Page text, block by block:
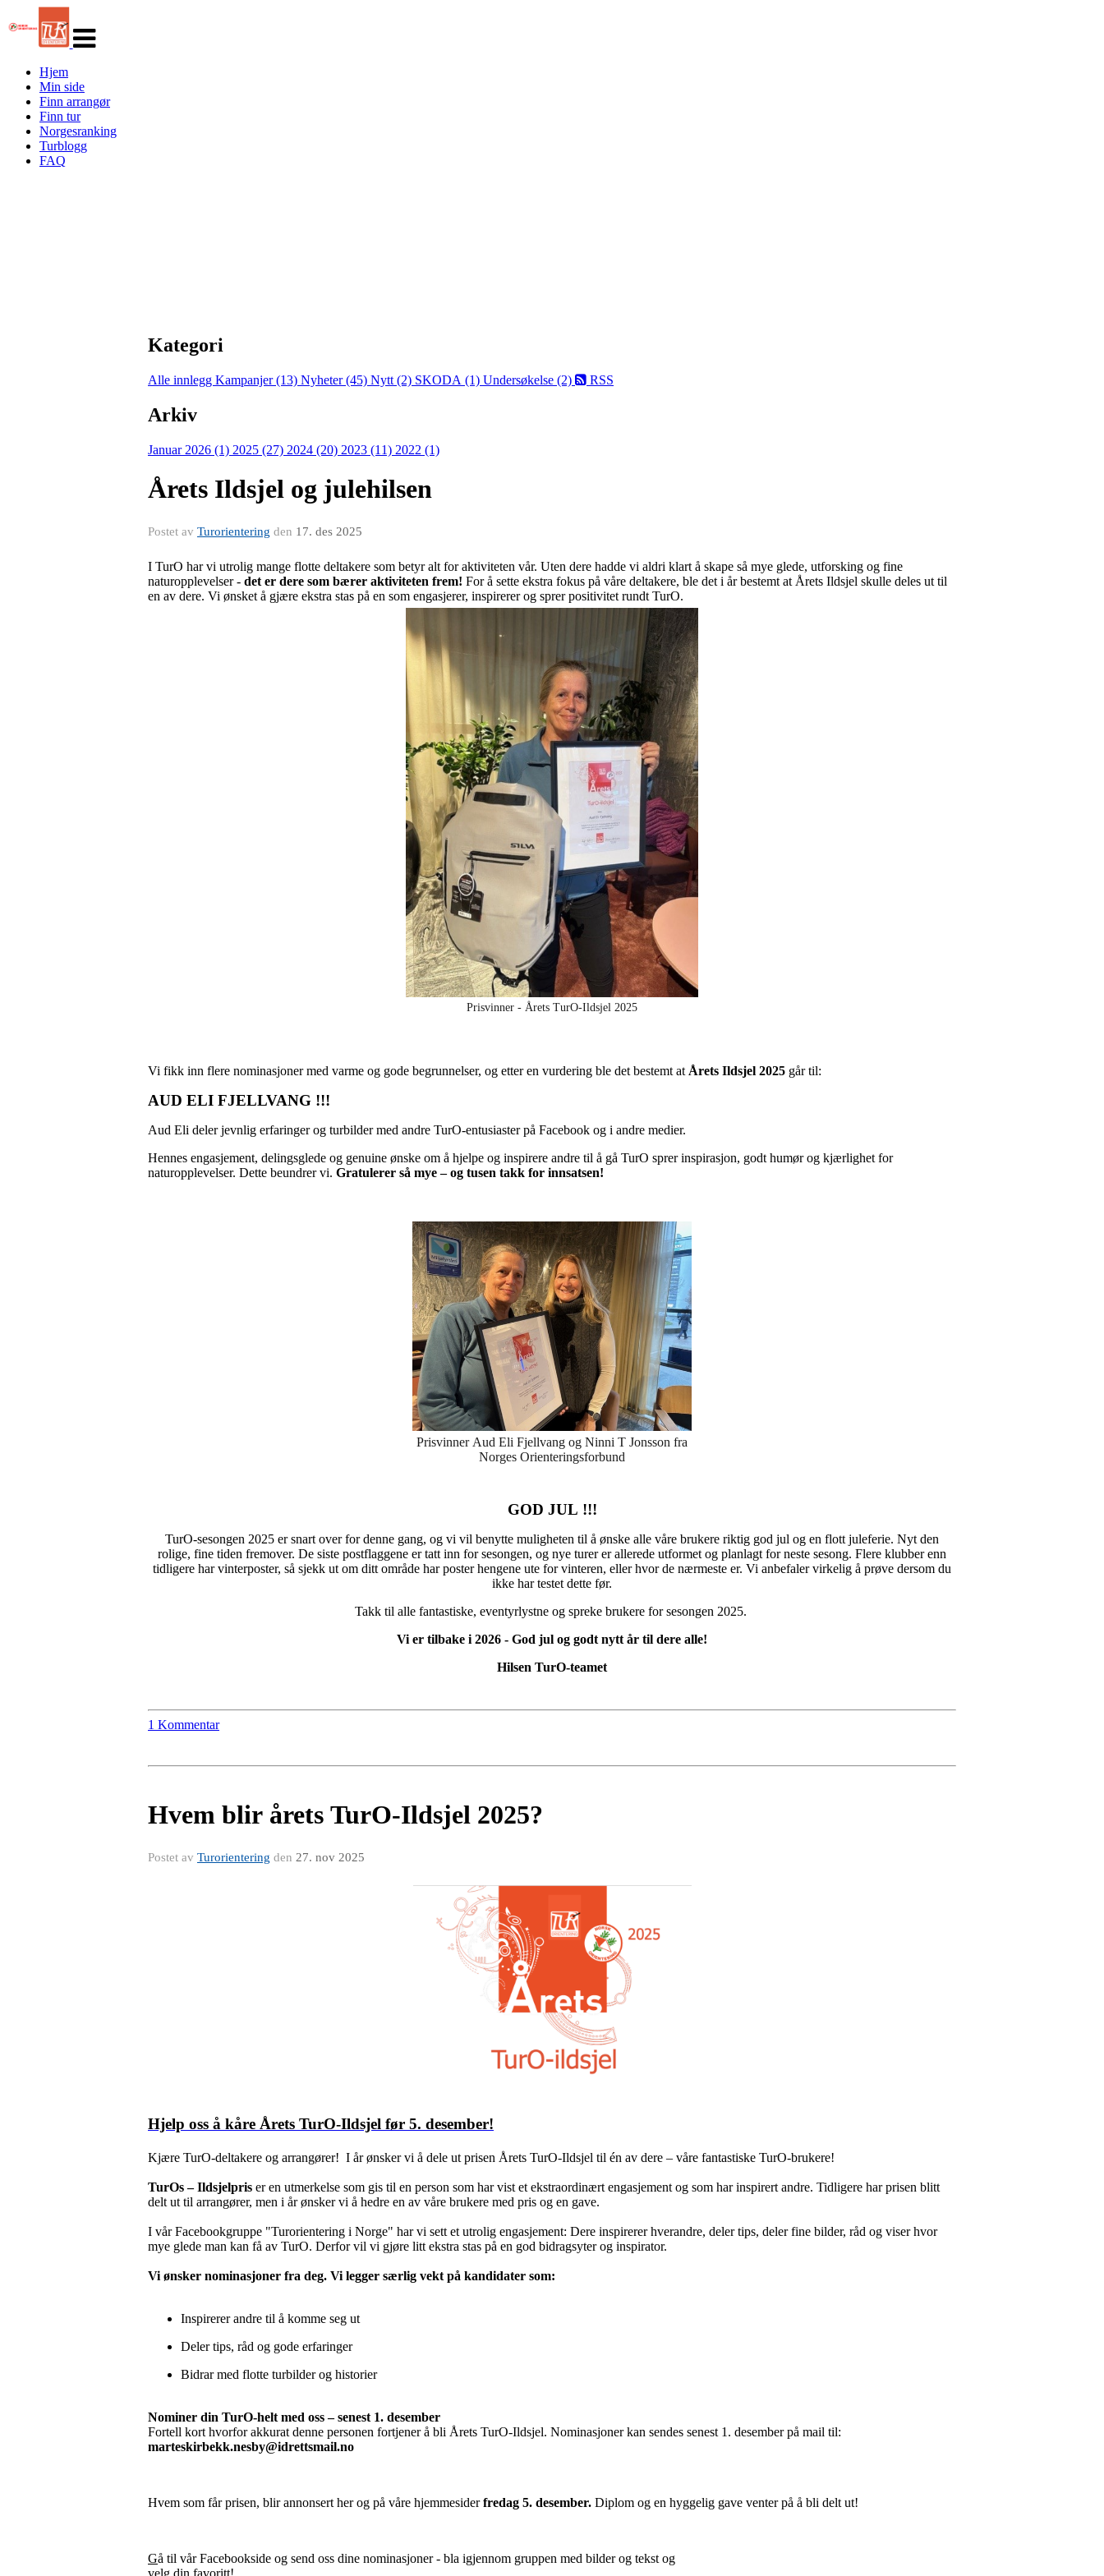
navigasjon
Hjem
Min side
Finn arrangør
Finn tur
Norgesranking
Turblogg
FAQ
Kategori
Alle innlegg Kampanjer (13) Nyheter (45) Nytt (2) SKODA (1) Undersøkelse (2) RSS
Arkiv
Januar 2026 (1) 2025 (27) 2024 (20) 2023 (11) 2022 (1)
Årets Ildsjel og julehilsen
Postet av Turorientering den 17. des 2025
I TurO har vi utrolig mange flotte deltakere som betyr alt for aktiviteten vår. Uten dere hadde vi aldri klart å skape så mye glede, utforsking og fine
naturopplevelser - det er dere som bærer aktiviteten frem! For å sette ekstra fokus på våre deltakere, ble det i år bestemt at Årets Ildsjel skulle deles ut til
en av dere. Vi ønsket å gjære ekstra stas på en som engasjerer, inspirerer og sprer positivitet rundt TurO.
Prisvinner - Årets TurO-Ildsjel 2025
Vi fikk inn flere nominasjoner med varme og gode begrunnelser, og etter en vurdering ble det bestemt at Årets Ildsjel 2025 går til:
AUD ELI FJELLVANG !!!
Aud Eli deler jevnlig erfaringer og turbilder med andre TurO-entusiaster på Facebook og i andre medier.
Hennes engasjement, delingsglede og genuine ønske om å hjelpe og inspirere andre til å gå TurO sprer inspirasjon, godt humør og kjærlighet for
naturopplevelser. Dette beundrer vi. Gratulerer så mye – og tusen takk for innsatsen!
Prisvinner Aud Eli Fjellvang og Ninni T Jonsson fra
Norges Orienteringsforbund
GOD JUL !!!
TurO-sesongen 2025 er snart over for denne gang, og vi vil benytte muligheten til å ønske alle våre brukere riktig god jul og en flott juleferie. Nyt den
rolige, fine tiden fremover. De siste postflaggene er tatt inn for sesongen, og nye turer er allerede utformet og planlagt for neste sesong. Flere klubber enn
tidligere har vinterposter, så sjekk ut om ditt område har poster hengene ute for vinteren, eller hvor de nærmeste er. Vi anbefaler virkelig å prøve dersom du
ikke har testet dette før.
Takk til alle fantastiske, eventyrlystne og spreke brukere for sesongen 2025.
Vi er tilbake i 2026 - God jul og godt nytt år til dere alle!
Hilsen TurO-teamet
1 Kommentar
Hvem blir årets TurO-Ildsjel 2025?
Postet av Turorientering den 27. nov 2025
Hjelp oss å kåre Årets TurO-Ildsjel før 5. desember!
Kjære TurO-deltakere og arrangører! I år ønsker vi å dele ut prisen Årets TurO-Ildsjel til én av dere – våre fantastiske TurO-brukere!
TurOs – Ildsjelpris er en utmerkelse som gis til en person som har vist et ekstraordinært engasjement og som har inspirert andre. Tidligere har prisen blitt
delt ut til arrangører, men i år ønsker vi å hedre en av våre brukere med pris og en gave.
I vår Facebookgruppe "Turorientering i Norge" har vi sett et utrolig engasjement: Dere inspirerer hverandre, deler tips, deler fine bilder, råd og viser hvor
mye glede man kan få av TurO. Derfor vil vi gjøre litt ekstra stas på en god bidragsyter og inspirator.
Vi ønsker nominasjoner fra deg. Vi legger særlig vekt på kandidater som:
Inspirerer andre til å komme seg ut
Deler tips, råd og gode erfaringer
Bidrar med flotte turbilder og historier
Nominer din TurO-helt med oss – senest 1. desember
Fortell kort hvorfor akkurat denne personen fortjener å bli Årets TurO-Ildsjel. Nominasjoner kan sendes senest 1. desember på mail til:
marteskirbekk.nesby@idrettsmail.no
Hvem som får prisen, blir annonsert her og på våre hjemmesiderfredag 5. desember. Diplom og en hyggelig gave venter på å bli delt ut!
Gå til vår Facebookside og send oss dine nominasjoner - bla igjennom gruppen med bilder og tekst og